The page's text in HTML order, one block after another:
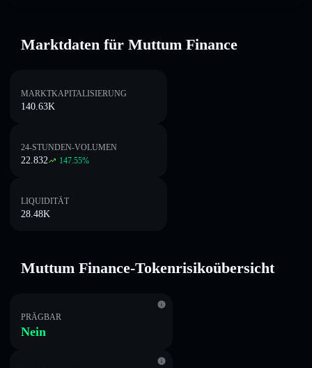
Marktdaten für Muttum Finance
MARKTKAPITALISIERUNG
140.63K
24-STUNDEN-VOLUMEN
22.832 147.55%
LIQUIDITÄT
28.48K
Muttum Finance-Tokenrisikoübersicht
PRÄGBAR
Nein